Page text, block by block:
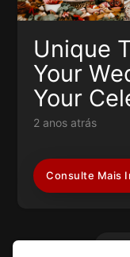
Unique
Your
Your
2 anos atrás
Consulte Mais